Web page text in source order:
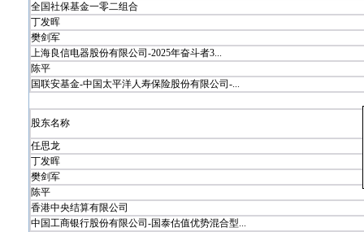
全国社保基金一零二组合
丁发晖
樊剑军
上海良信电器股份有限公司-2025年奋斗者3...
陈平
国联安基金-中国太平洋人寿保险股份有限公司-...
股东名称
任思龙
丁发晖
樊剑军
陈平
香港中央结算有限公司
中国工商银行股份有限公司-国泰估值优势混合型...